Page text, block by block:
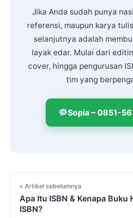
Jika Anda sudah punya
referensi, maupun karya
selanjutnya adalah
layak edar. Mulai dari
cover, hingga pengurusan
tim yang
Sopia – 0851-
Navigasi artikel
« Artikel sebelumnya
Apa Itu ISBN & Kenapa Buku
ISBN?